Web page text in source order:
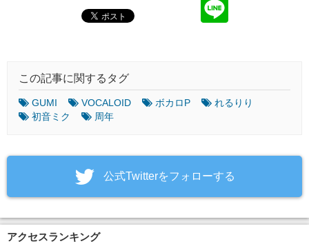
この記事に関するタグ
GUMI VOCALOID ボカロP
れるりり
初音ミク
周年
‎公式Twitterをフォローする
アクセスランキング